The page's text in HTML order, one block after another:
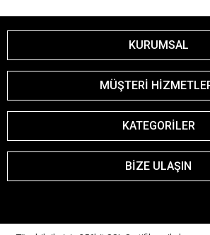
KURUMSAL
MÜŞTERİ
KATEGORİLER
BİZE ULAŞIN